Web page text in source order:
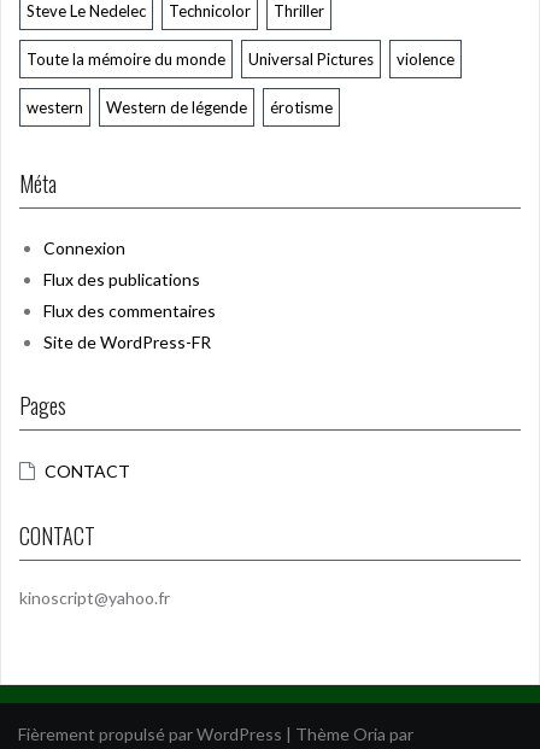
Steve Le Nedelec Technicolor Thriller
Toute la mémoire du monde Universal Pictures violence
western Western de légende érotisme
Méta
Connexion
Flux des publications
Flux des commentaires
Site de WordPress-FR
Pages
CONTACT
CONTACT
kinoscript@yahoo.fr
Fièrement propulsé par WordPress | Thème Oria par